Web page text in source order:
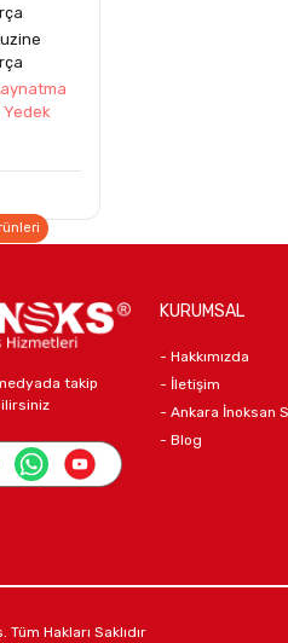
Yedek
ve
takip
KURUMSAL
- Hakkımızda
- İletişim
- Ankara İnoksan
- Blog
Hakları Saklıdır